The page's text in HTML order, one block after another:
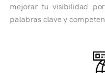
mejorar tu visibilidad
palabras clave y